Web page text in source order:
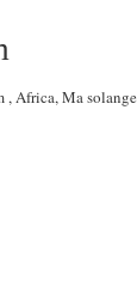
Africa, Ma